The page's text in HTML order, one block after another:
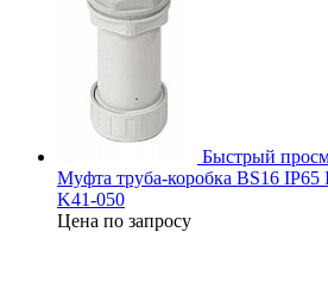
Быстрый
Муфта труба-коробка BS16
K41-050
Цена по запросу